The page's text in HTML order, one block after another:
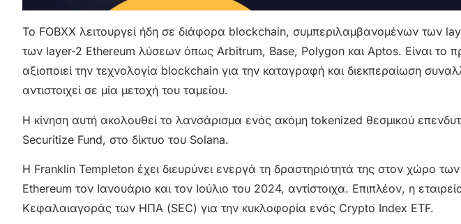
Το FOBXX λειτουργεί ήδη σε διάφορα blockchain, συμπεριλαμβανομένων των
των layer-2 Ethereum λύσεων όπως Arbitrum, Base, Polygon και Aptos. Είναι το
αξιοποιεί την τεχνολογία blockchain για την καταγραφή και διεκπεραίωση
αντιστοιχεί σε μία μετοχή του ταμείου.
Η κίνηση αυτή ακολουθεί το λανσάρισμα ενός ακόμη tokenized θεσμικού
Securitize Fund, στο δίκτυο του Solana.
Η Franklin Templeton έχει διευρύνει ενεργά τη δραστηριότητά της στον χώρο
Ethereum τον Ιανουάριο και τον Ιούλιο του 2024, αντίστοιχα. Επιπλέον, η
Κεφαλαιαγοράς των ΗΠΑ (SEC) για την κυκλοφορία ενός Crypto Index ETF.